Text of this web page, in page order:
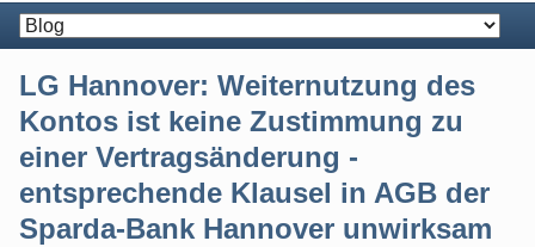
LG Hannover: Weiternutzung des
Kontos ist keine Zustimmung zu
einer Vertragsänderung -
entsprechende Klausel in AGB der
Sparda-Bank Hannover unwirksam